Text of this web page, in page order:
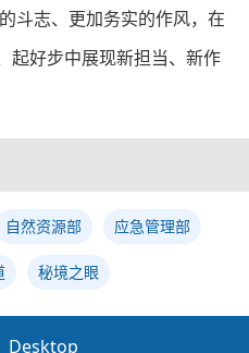
斗志、更加务实的作风，在
起好步中展现新担当、新作
自然资源部 应急管理部
秘境之眼
Desktop